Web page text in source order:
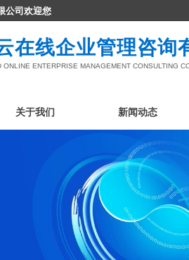
公司 欢迎您
在线企业管理咨询
ONLINE ENTERPRISE MANAGEMENT CONSULTING
关于我们 新闻动态